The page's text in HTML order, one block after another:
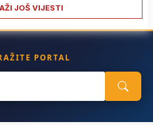
JOŠ VIJESTI
PORTAL